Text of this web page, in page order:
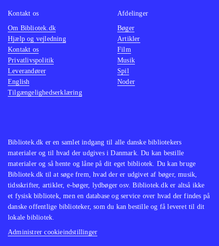
Bibliotek.dk er en samlet indgang til alle danske bibliotekers
materialer og til hvad der udgives i Danmark. Du kan bestille
materialer og så hente og låne på dit eget bibliotek. Du kan bruge
Bibliotek.dk til at søge frem, hvad der er udgivet af bøger, musik,
tidsskrifter, artikler, e-bøger, lydbøger osv. Bibliotek.dk er altså ikke
et fysisk bibliotek, men en database og service over hvad der findes på
danske offentlige biblioteker, som du kan bestille og få leveret til dit
lokale bibliotek.
Administrer cookieindstillinger
Kontakt os
Om Bibliotek.dk
Hjælp og vejledning
Kontakt os
Privatlivspolitik
Leverandører
English
Tilgængelighedserklæring
Afdelinger
Bøger
Artikler
Film
Musik
Spil
Noder